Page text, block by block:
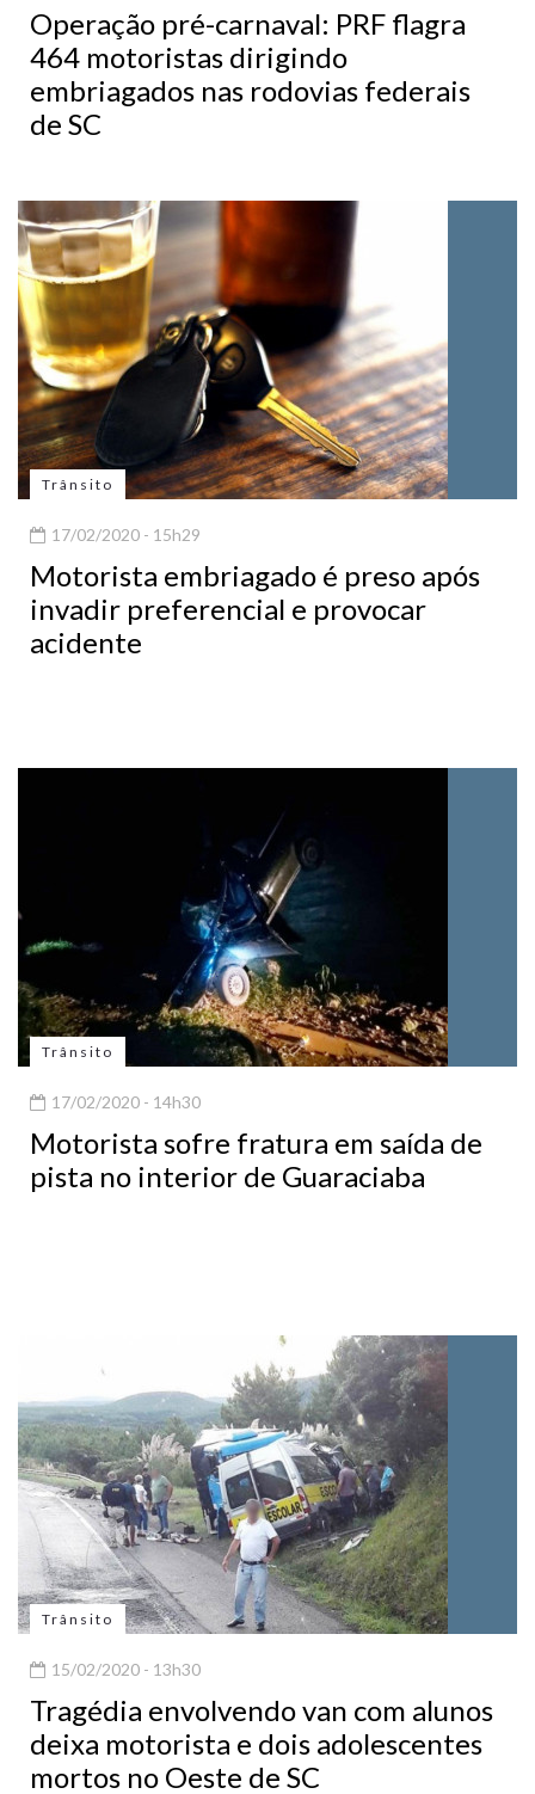
Operação pré-carnaval: PRF flagra
464 motoristas dirigindo
embriagados nas rodovias federais
de SC
Trânsito
17/02/2020 - 15h29
Motorista embriagado é preso após
invadir preferencial e provocar
acidente
Trânsito
17/02/2020 - 14h30
Motorista sofre fratura em saída de
pista no interior de Guaraciaba
Trânsito
15/02/2020 - 13h30
Tragédia envolvendo van com alunos
deixa motorista e dois adolescentes
mortos no Oeste de SC